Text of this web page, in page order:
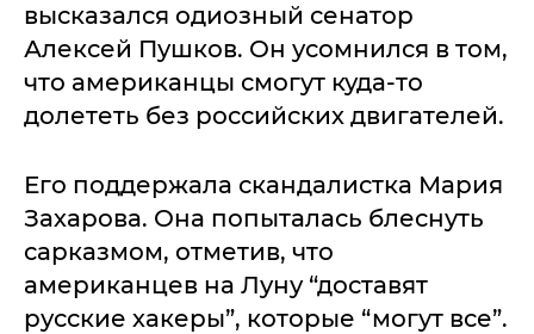
высказался одиозный сенатор
Алексей Пушков. Он усомнился в том,
что американцы смогут куда-то
долететь без российских двигателей.
Его поддержала скандалистка Мария
Захарова. Она попыталась блеснуть
сарказмом, отметив, что
американцев на Луну “доставят
русские хакеры”, которые “могут все”.